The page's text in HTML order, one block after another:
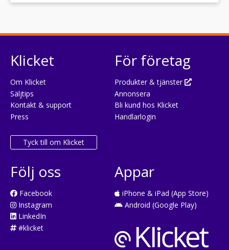
Klicket
Om Klicket
Säljtips
Kontakt & support
Press
Tyck till om Klicket
För företag
Produkter & tjänster
Annonsera
Bli kund hos Klicket
Handlarlogin
Följ oss
Facebook
Instagram
LinkedIn
#klicket
Appar
iPhone & iPad (App Store)
Android (Google Play)